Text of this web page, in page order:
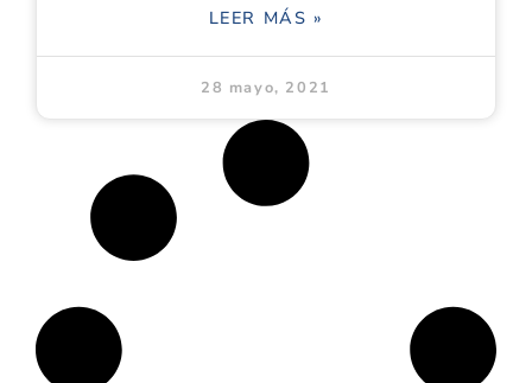
LEER MÁS »
28 mayo, 2021